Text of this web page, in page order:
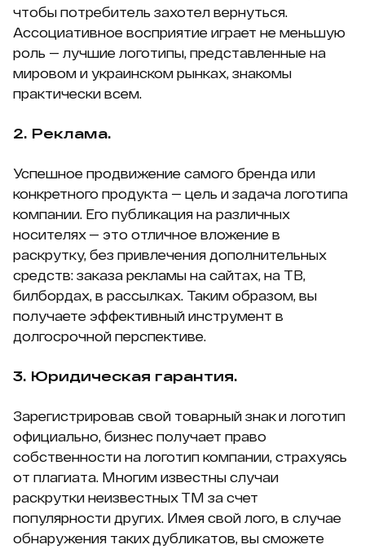
чтобы потребитель захотел вернуться.
Ассоциативное восприятие играет не меньшую
роль — лучшие логотипы, представленные на
мировом и украинском рынках, знакомы
практически всем.
2. Реклама.
Успешное продвижение самого бренда или
конкретного продукта — цель и задача логотипа
компании. Его публикация на различных
носителях — это отличное вложение в
раскрутку, без привлечения дополнительных
средств: заказа рекламы на сайтах, на ТВ,
билбордах, в рассылках. Таким образом, вы
получаете эффективный инструмент в
долгосрочной перспективе.
3. Юридическая гарантия.
Зарегистрировав свой товарный знак и логотип
официально, бизнес получает право
собственности на логотип компании, страхуясь
от плагиата. Многим известны случаи
раскрутки неизвестных ТМ за счет
популярности других. Имея свой лого, в случае
обнаружения таких дубликатов, вы сможете